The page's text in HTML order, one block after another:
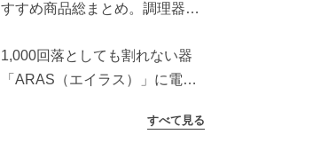
すすめ商品総まとめ。調理器具
1,000回落としても割れない器
「ARAS（エイラス）」に電子
すべて見る